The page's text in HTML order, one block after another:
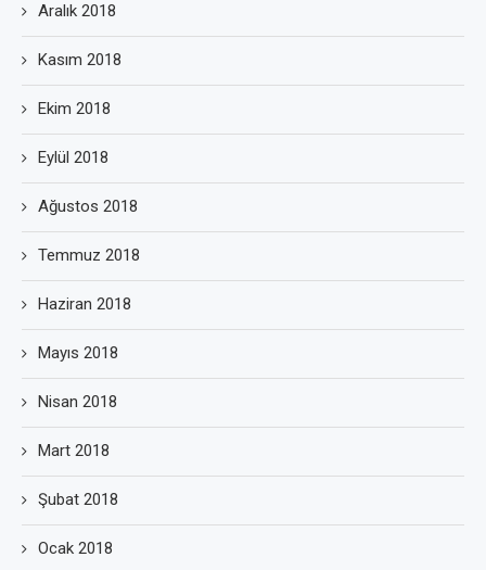
Aralık 2018
Kasım 2018
Ekim 2018
Eylül 2018
Ağustos 2018
Temmuz 2018
Haziran 2018
Mayıs 2018
Nisan 2018
Mart 2018
Şubat 2018
Ocak 2018